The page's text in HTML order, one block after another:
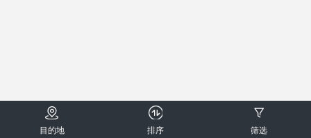
目的地 排序 筛选